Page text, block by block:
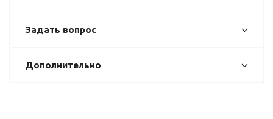
Задать вопрос
Дополнительно